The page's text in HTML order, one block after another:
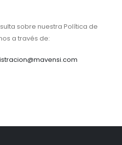
sobre nuestra Política de
a través de: